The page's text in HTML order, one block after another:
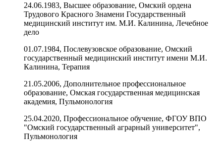
24.06.1983, Высшее образование, Омский ордена
Трудового Красного Знамени Государственный
медицинский институт им. М.И. Калинина, Лечебное
дело
01.07.1984, Послевузовское образование, Омский
государственный медицинский институт имени М.И.
Калинина, Терапия
21.05.2006, Дополнительное профессиональное
образование, Омская государственная медицинская
академия, Пульмонология
25.04.2020, Профессиональное обучение, ФГОУ ВПО
"Омский государственный аграрный университет",
Пульмонология